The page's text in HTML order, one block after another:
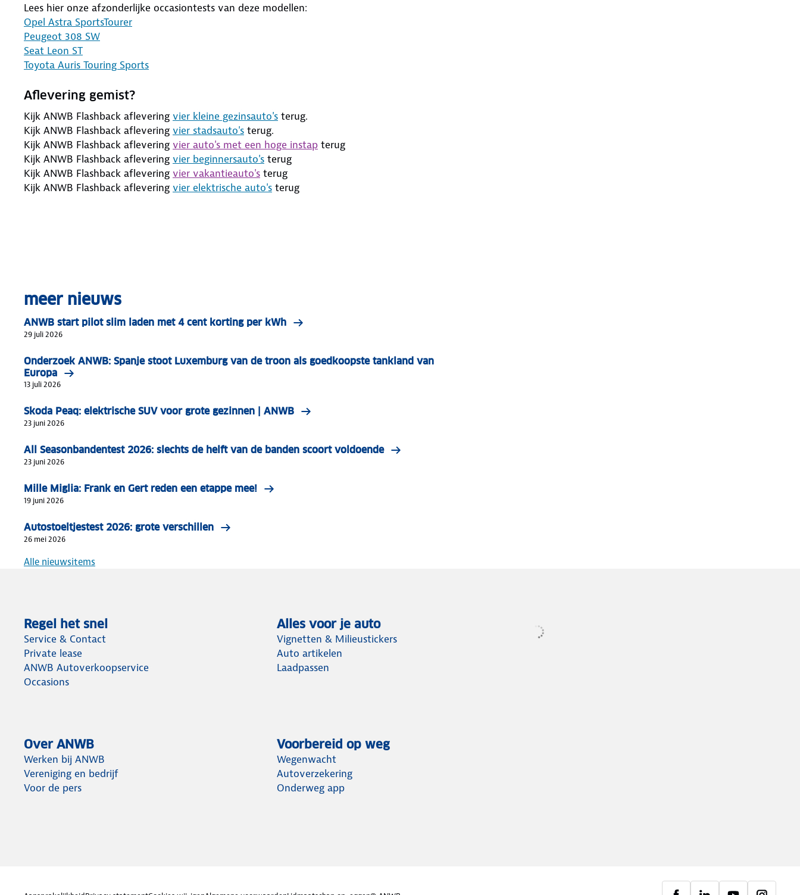
Lees hier onze afzonderlijke occasiontests van deze modellen:
Opel Astra SportsTourer
Peugeot 308 SW
Seat Leon ST
Toyota Auris Touring Sports
Aflevering gemist?
Kijk ANWB Flashback aflevering vier kleine gezinsauto's terug.
Kijk ANWB Flashback aflevering vier stadsauto's terug.
Kijk ANWB Flashback aflevering vier auto's met een hoge instap terug
Kijk ANWB Flashback aflevering vier beginnersauto's terug
Kijk ANWB Flashback aflevering vier vakantieauto's terug
Kijk ANWB Flashback aflevering vier elektrische auto's terug
meer nieuws
ANWB start pilot slim laden met 4 cent korting per kWh
29 juli 2026
Onderzoek ANWB: Spanje stoot Luxemburg van de troon als goedkoopste tankland van
Europa
13 juli 2026
Skoda Peaq: elektrische SUV voor grote gezinnen | ANWB
23 juni 2026
All Seasonbandentest 2026: slechts de helft van de banden scoort voldoende
23 juni 2026
Mille Miglia: Frank en Gert reden een etappe mee!
19 juni 2026
Autostoeltjestest 2026: grote verschillen
26 mei 2026
Alle nieuwsitems
Regel het snel
Service & Contact
Private lease
ANWB Autoverkoopservice
Occasions
Alles voor je auto
Vignetten & Milieustickers
Auto artikelen
Laadpassen
Over ANWB
Werken bij ANWB
Vereniging en bedrijf
Voor de pers
Voorbereid op weg
Wegenwacht
Autoverzekering
Onderweg app